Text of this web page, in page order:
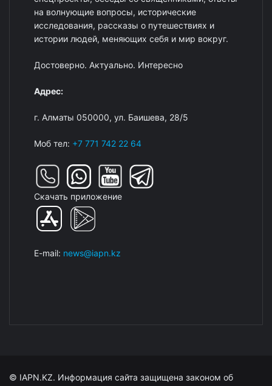
на волнующие вопросы, исторические
исследования, рассказы о путешествиях и
истории людей, меняющих себя и мир вокруг.
Достоверно. Актуально. Интересно
Адрес:
г. Алматы 050000, ул. Баишева, 28/5
Моб тел: +7 771 742 22 64
Скачать приложение
E-mail: news@iapn.kz
© IAPN.KZ. Информация сайта защищена законом об